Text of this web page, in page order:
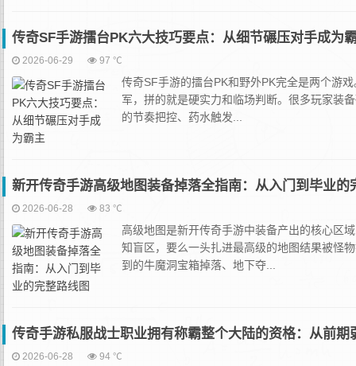
传奇SF手游擂台PK六大技巧要点：从细节碾压对手成为
2026-06-29 97 ℃
传奇SF手游的擂台PK和野外PK完全是两个游
军，拼的就是硬实力和临场判断。很多玩家装
的节奏把控、药水触发...
新开传奇手游高级地图装备掉落全指南：从入门到毕业的
2026-06-28 83 ℃
高级地图是新开传奇手游中装备产出的核心区
知盲区，要么一头扎进最高级的地图结果被怪
到的牛魔洞宝箱掉落、地下夺...
传奇手游私服战士职业拥有称霸整个大陆的资格：从前期
2026-06-28 94 ℃